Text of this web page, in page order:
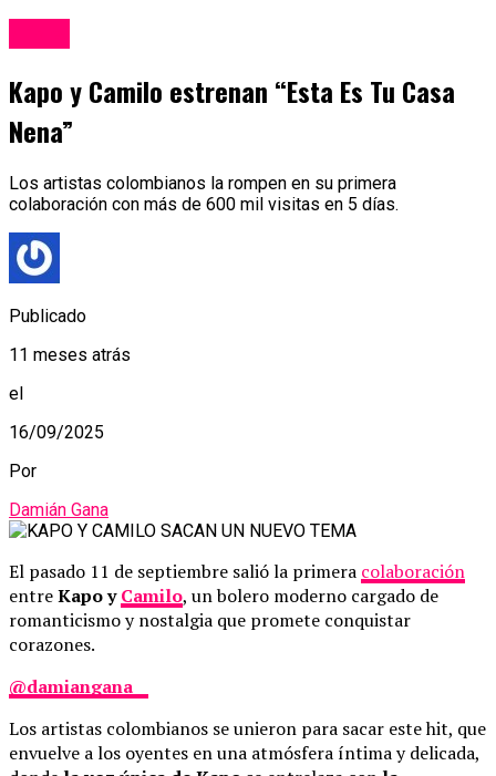
Kapo y Camilo estrenan “Esta Es Tu Casa
Nena”
Los artistas colombianos la rompen en su primera
colaboración con más de 600 mil visitas en 5 días.
Publicado
11 meses atrás
el
16/09/2025
Por
Damián Gana
El pasado 11 de septiembre salió la primera colaboración
entreKapo yCamilo, un bolero moderno cargado de
romanticismo y nostalgia que promete conquistar
corazones.
@damiangana__
Los artistas colombianos se unieron para sacar este hit, que
envuelve a los oyentes en una atmósfera íntima y delicada,